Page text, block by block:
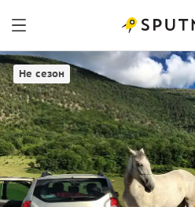
Не сезон